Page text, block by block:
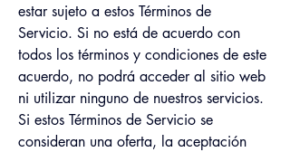
estar sujeto a estos Términos de
Servicio. Si no está de acuerdo con
todos los términos y condiciones de este
acuerdo, no podrá acceder al sitio web
ni utilizar ninguno de nuestros servicios.
Si estos Términos de Servicio se
consideran una oferta, la aceptación